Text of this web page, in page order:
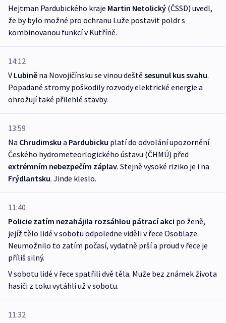
Hejtman Pardubického kraje Martin Netolický (ČSSD) uvedl,
že by bylo možné pro ochranu Luže postavit poldr s
kombinovanou funkcí v Kutříně.
14:12
V Lubině na Novojičínsku se vinou deště sesunul kus svahu.
Popadané stromy poškodily rozvody elektrické energie a
ohrožují také přilehlé stavby.
13:59
Na Chrudimsku a Pardubicku platí do odvolání upozornění
Českého hydrometeorlogického ústavu (ČHMÚ) před
extrémním nebezpečím záplav. Stejně vysoké riziko je i na
Frýdlantsku. Jinde kleslo.
11:40
Policie zatím nezahájila rozsáhlou pátrací akci po ženě,
jejíž tělo lidé v sobotu odpoledne viděli v řece Osoblaze.
Neumožnilo to zatím počasí, vydatně prší a proud v řece je
příliš silný.
V sobotu lidé v řece spatřili dvě těla. Muže bez známek života
hasiči z toku vytáhli už v sobotu.
11:32